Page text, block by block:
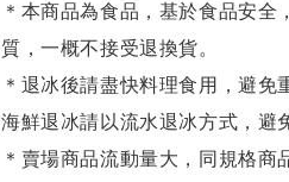
＊本商品為食品，基於食品安
質，一概不接受退換貨。
＊退冰後請盡快料理食用，避免
海鮮退冰請以流水退冰方式，避
＊賣場商品流動量大，同規格